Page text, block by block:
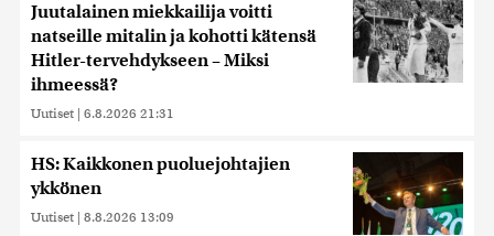
Juutalainen miekkailija voitti
natseille mitalin ja kohotti kätensä
Hitler-tervehdykseen – Miksi
ihmeessä?
Uutiset | 6.8.2026 21:31
HS: Kaikkonen puoluejohtajien
ykkönen
Uutiset | 8.8.2026 13:09